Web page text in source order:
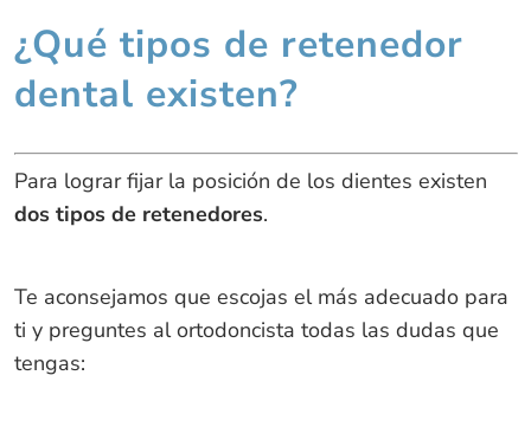
¿Qué tipos de retenedor
dental existen?
Para lograr fijar la posición de los dientes existen
dos tipos de retenedores.
Te aconsejamos que escojas el más adecuado para
ti y preguntes al ortodoncista todas las dudas que
tengas: